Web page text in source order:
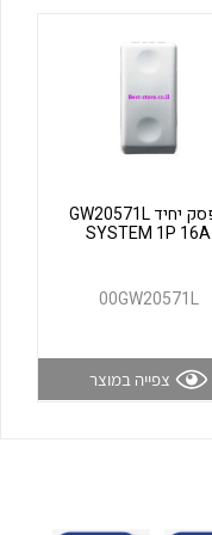
לכל מוצרי היצרן
מפסק יחיד GW20571L
SYSTEM 1P 16A
00GW20571L
צפייה במוצר